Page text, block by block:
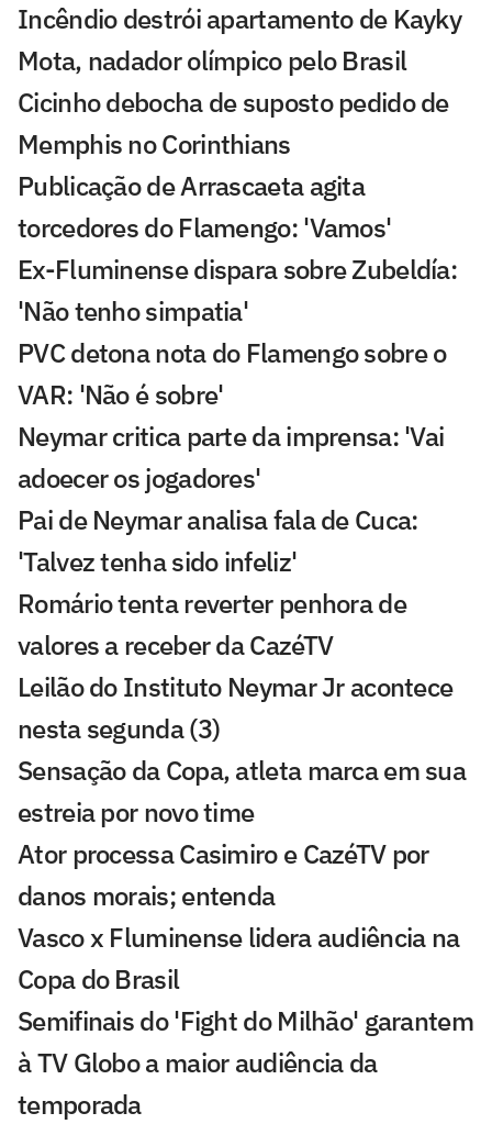
Incêndio destrói apartamento de Kayky
Mota, nadador olímpico pelo Brasil
Cicinho debocha de suposto pedido de
Memphis no Corinthians
Publicação de Arrascaeta agita
torcedores do Flamengo: 'Vamos'
Ex-Fluminense dispara sobre Zubeldía:
'Não tenho simpatia'
PVC detona nota do Flamengo sobre o
VAR: 'Não é sobre'
Neymar critica parte da imprensa: 'Vai
adoecer os jogadores'
Pai de Neymar analisa fala de Cuca:
'Talvez tenha sido infeliz'
Romário tenta reverter penhora de
valores a receber da CazéTV
Leilão do Instituto Neymar Jr acontece
nesta segunda (3)
Sensação da Copa, atleta marca em sua
estreia por novo time
Ator processa Casimiro e CazéTV por
danos morais; entenda
Vasco x Fluminense lidera audiência na
Copa do Brasil
Semifinais do 'Fight do Milhão' garantem
à TV Globo a maior audiência da
temporada